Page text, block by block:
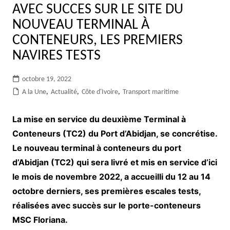
AVEC SUCCES SUR LE SITE DU
NOUVEAU TERMINAL À
CONTENEURS, LES PREMIERS
NAVIRES TESTS
octobre 19, 2022
A la Une, Actualité, Côte d'Ivoire, Transport maritime
La mise en service du deuxième Terminal à
Conteneurs (TC2) du Port d’Abidjan, se concrétise.
Le nouveau terminal à conteneurs du port
d’Abidjan (TC2) qui sera livré et mis en service d’ici
le mois de novembre 2022, a accueilli du 12 au 14
octobre derniers, ses premières escales tests,
réalisées avec succès sur le porte-conteneurs
MSC Floriana.